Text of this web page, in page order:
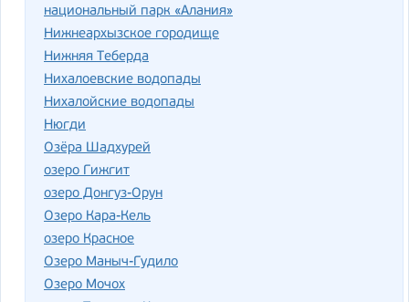
национальный парк «Алания»
Нижнеархызское городище
Нижняя Теберда
Нихалоевские водопады
Нихалойские водопады
Нюгди
Озёра Шадхурей
озеро Гижгит
озеро Донгуз-Орун
Озеро Кара-Кель
озеро Красное
Озеро Маныч-Гудило
Озеро Мочох